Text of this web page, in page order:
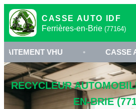
CASSE AUTO IDF
Ferrières-en-Brie (77164)
VHU • CASSE
RECYCLEUR
EN-BRIE